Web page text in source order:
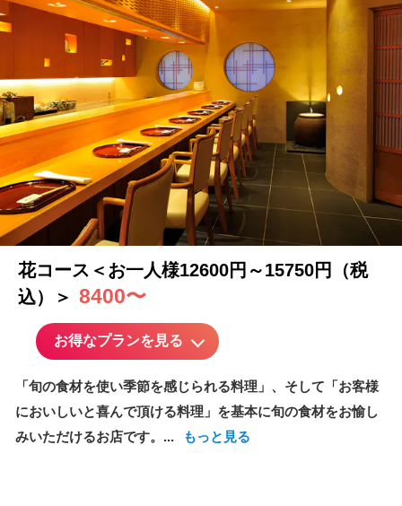
花コース＜お一人様12600円～15750円（税
込）＞ 8400〜
お得なプランを見る
「旬の食材を使い季節を感じられる料理」、そして「お客様
においしいと喜んで頂ける料理」を基本に旬の食材をお愉し
みいただけるお店です。...
もっと見る